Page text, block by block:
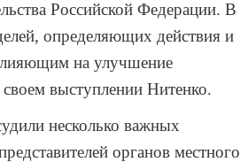
Российской Федерации. В
определяющих действия и
на улучшение
выступлении Нитенко.
несколько важных
органов местного